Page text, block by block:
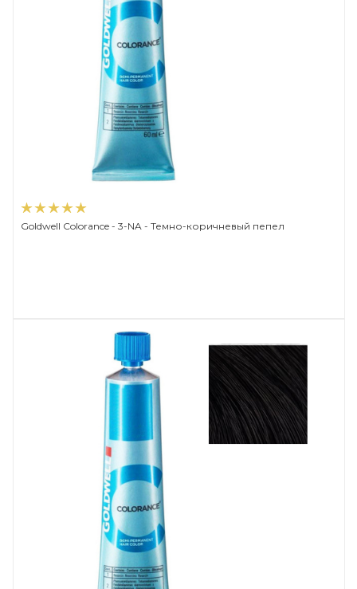
Goldwell Colorance - 3-NA - Темно-коричневый пепел